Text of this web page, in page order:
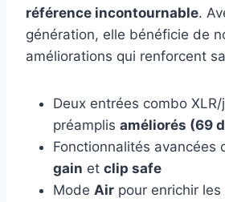
référence incontournable.
génération, elle bénéficie de
améliorations qui renforcent
Deux entrées combo
préamplis améliorés (69
Fonctionnalités avancées
gain et clip safe
Mode Air pour enrichir